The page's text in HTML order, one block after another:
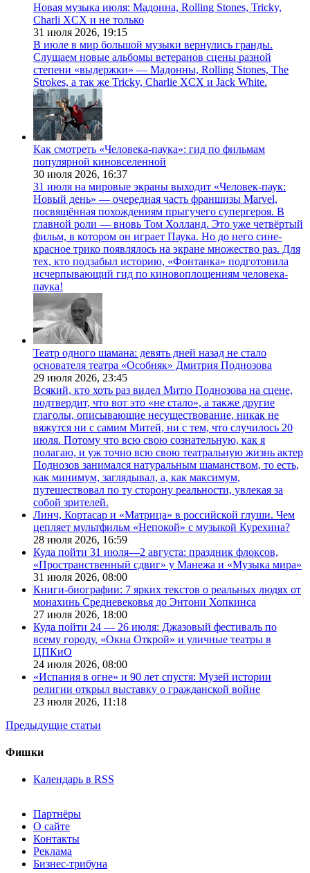
Новая музыка июля: Мадонна, Rolling Stones, Tricky,
Charli XCX и не только
31 июля 2026, 19:15
В июле в мир большой музыки вернулись гранды.
Слушаем новые альбомы ветеранов сцены разной
степени «выдержки» — Мадонны, Rolling Stones, The
Strokes, а так же Tricky, Charlie XCX и Jack White.
Как смотреть «Человека-паука»: гид по фильмам
популярной киновселенной
30 июля 2026, 16:37
31 июля на мировые экраны выходит «Человек-паук:
Новый день» — очередная часть франшизы Marvel,
посвящённая похождениям прыгучего супергероя. В
главной роли — вновь Том Холланд. Это уже четвёртый
фильм, в котором он играет Паука. Но до него сине-
красное трико появлялось на экране множество раз. Для
тех, кто подзабыл историю, «Фонтанка» подготовила
исчерпывающий гид по киновоплощениям человека-
паука!
Театр одного шамана: девять дней назад не стало
основателя театра «Особняк» Дмитрия Поднозова
29 июля 2026, 23:45
Всякий, кто хоть раз видел Митю Поднозова на сцене,
подтвердит, что вот это «не стало», а также другие
глаголы, описывающие несуществование, никак не
вяжутся ни с самим Митей, ни с тем, что случилось 20
июля. Потому что всю свою сознательную, как я
полагаю, и уж точно всю свою театральную жизнь актер
Поднозов занимался натуральным шаманством, то есть,
как минимум, заглядывал, а, как максимум,
путешествовал по ту сторону реальности, увлекая за
собой зрителей.
Линч, Кортасар и «Матрица» в российской глуши. Чем
цепляет мультфильм «Непокой» с музыкой Курехина?
28 июля 2026, 16:59
Куда пойти 31 июля—2 августа: праздник флоксов,
«Пространственный сдвиг» у Манежа и «Музыка мира»
31 июля 2026, 08:00
Книги-биографии: 7 ярких текстов о реальных людях от
монахинь Средневековья до Энтони Хопкинса
27 июля 2026, 18:00
Куда пойти 24 — 26 июля: Джазовый фестиваль по
всему городу, «Окна Открой» и уличные театры в
ЦПКиО
24 июля 2026, 08:00
«Испания в огне» и 90 лет спустя: Музей истории
религии открыл выставку о гражданской войне
23 июля 2026, 11:18
Предыдущие статьи
Фишки
Календарь в RSS
Партнёры
О сайте
Контакты
Реклама
Бизнес-трибуна